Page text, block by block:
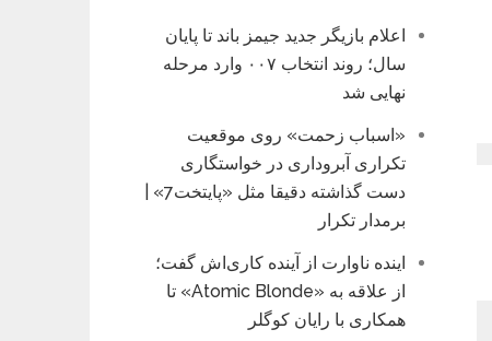
اعلام بازیگر جدید جیمز باند تا پایان
سال؛ روند انتخاب ۰۰۷ وارد مرحله
نهایی شد
«اسباب زحمت» روی موقعیت
تکراری آبروداری در خواستگاری
دست گذاشته دقیقا مثل «پایتخت7» |
برمدار تکرار
اینده ناوارت از آینده کاری‌اش گفت؛
از علاقه به «Atomic Blonde» تا
همکاری با رایان کوگلر